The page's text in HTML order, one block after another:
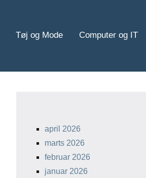
Tøj og Mode Computer og IT
april 2026
marts 2026
februar 2026
januar 2026